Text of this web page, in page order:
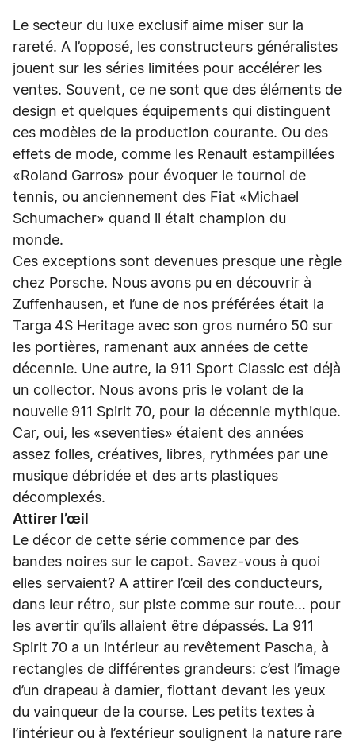
Le secteur du luxe exclusif aime miser sur la
rareté. A l’opposé, les constructeurs généralistes
jouent sur les séries limitées pour accélérer les
ventes. Souvent, ce ne sont que des éléments de
design et quelques équipements qui distinguent
ces modèles de la production courante. Ou des
effets de mode, comme les Renault estampillées
«Roland Garros» pour évoquer le tournoi de
tennis, ou anciennement des Fiat «Michael
Schumacher» quand il était champion du
monde.
Ces exceptions sont devenues presque une règle
chez Porsche. Nous avons pu en découvrir à
Zuffenhausen, et l’une de nos préférées était la
Targa 4S Heritage avec son gros numéro 50 sur
les portières, ramenant aux années de cette
décennie. Une autre, la 911 Sport Classic est déjà
un collector. Nous avons pris le volant de la
nouvelle 911 Spirit 70, pour la décennie mythique.
Car, oui, les «seventies» étaient des années
assez folles, créatives, libres, rythmées par une
musique débridée et des arts plastiques
décomplexés.
Attirer l’œil
Le décor de cette série commence par des
bandes noires sur le capot. Savez-vous à quoi
elles servaient? A attirer l’œil des conducteurs,
dans leur rétro, sur piste comme sur route… pour
les avertir qu’ils allaient être dépassés. La 911
Spirit 70 a un intérieur au revêtement Pascha, à
rectangles de différentes grandeurs: c’est l’image
d’un drapeau à damier, flottant devant les yeux
du vainqueur de la course. Les petits textes à
l’intérieur ou à l’extérieur soulignent la nature rare